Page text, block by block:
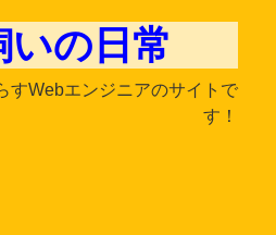
いの日常
すWebエンジニアのサイトで
す！